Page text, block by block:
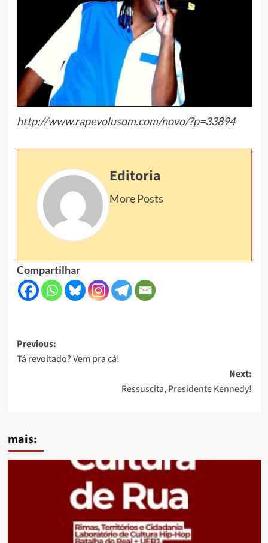
http://www.rapevolusom.com/novo/?p=33894
Editoria
More Posts
Compartilhar
Post
navigation
Previous:
Tá revoltado? Vem pra cá!
Next:
Ressuscita, Presidente Kennedy!
mais: